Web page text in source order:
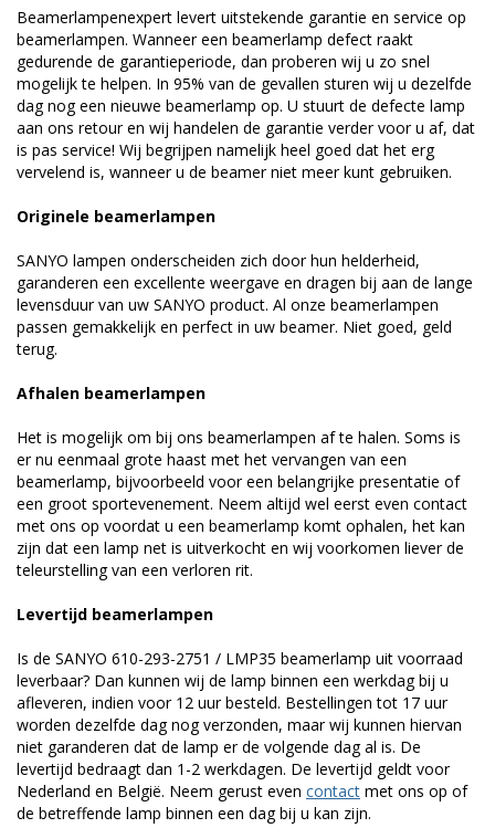
Beamerlampenexpert levert uitstekende garantie en service op
beamerlampen. Wanneer een beamerlamp defect raakt
gedurende de garantieperiode, dan proberen wij u zo snel
mogelijk te helpen. In 95% van de gevallen sturen wij u dezelfde
dag nog een nieuwe beamerlamp op. U stuurt de defecte lamp
aan ons retour en wij handelen de garantie verder voor u af, dat
is pas service! Wij begrijpen namelijk heel goed dat het erg
vervelend is, wanneer u de beamer niet meer kunt gebruiken.
Originele beamerlampen
SANYO lampen onderscheiden zich door hun helderheid,
garanderen een excellente weergave en dragen bij aan de lange
levensduur van uw SANYO product. Al onze beamerlampen
passen gemakkelijk en perfect in uw beamer. Niet goed, geld
terug.
Afhalen beamerlampen
Het is mogelijk om bij ons beamerlampen af te halen. Soms is
er nu eenmaal grote haast met het vervangen van een
beamerlamp, bijvoorbeeld voor een belangrijke presentatie of
een groot sportevenement. Neem altijd wel eerst even contact
met ons op voordat u een beamerlamp komt ophalen, het kan
zijn dat een lamp net is uitverkocht en wij voorkomen liever de
teleurstelling van een verloren rit.
Levertijd beamerlampen
Is de SANYO 610-293-2751 / LMP35 beamerlamp uit voorraad
leverbaar? Dan kunnen wij de lamp binnen een werkdag bij u
afleveren, indien voor 12 uur besteld. Bestellingen tot 17 uur
worden dezelfde dag nog verzonden, maar wij kunnen hiervan
niet garanderen dat de lamp er de volgende dag al is. De
levertijd bedraagt dan 1-2 werkdagen. De levertijd geldt voor
Nederland en België. Neem gerust even contact met ons op of
de betreffende lamp binnen een dag bij u kan zijn.